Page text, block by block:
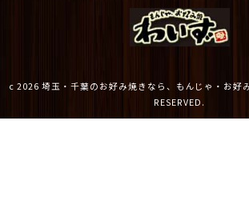
c 2026 埼玉・千葉のお好み焼きなら、もんじゃ・お好
RESERVED.